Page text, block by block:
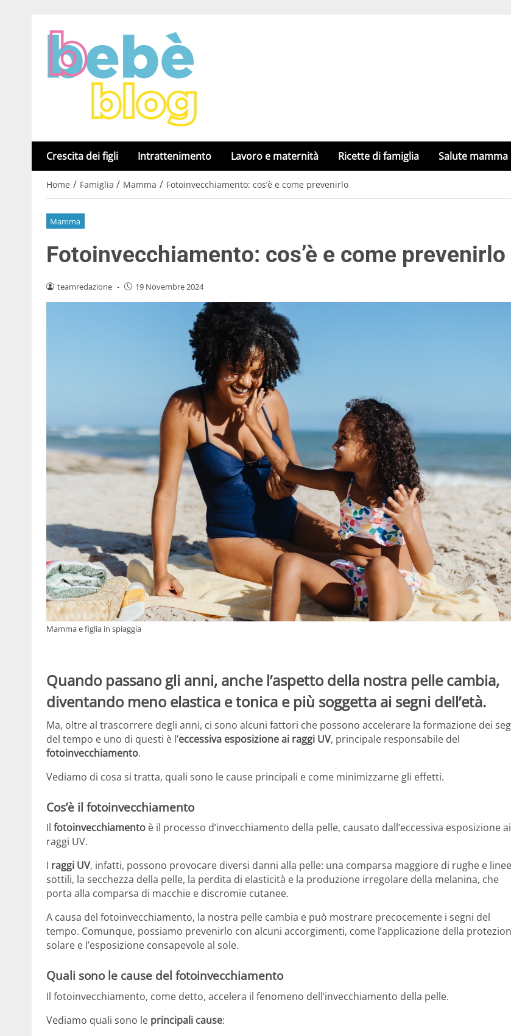
Crescita dei figli Intrattenimento Lavoro e maternità Ricette di famiglia Salute mamma
Home / Famiglia / Mamma / Fotoinvecchiamento: cos’è e come prevenirlo
Mamma
Fotoinvecchiamento: cos’è e come prevenirlo
teamredazione - 19 Novembre 2024
Mamma e figlia in spiaggia
Quando passano gli anni, anche l’aspetto della nostra pelle cambia,
diventando meno elastica e tonica e più soggetta ai segni dell’età.
Ma, oltre al trascorrere degli anni, ci sono alcuni fattori che possono accelerare la formazione dei
del tempo e uno di questi è l’eccessiva esposizione ai raggi UV, principale responsabile del
fotoinvecchiamento.
Vediamo di cosa si tratta, quali sono le cause principali e come minimizzarne gli effetti.
Cos’è il fotoinvecchiamento
Il fotoinvecchiamento è il processo d’invecchiamento della pelle, causato dall’eccessiva esposizione ai
raggi UV.
I raggi UV, infatti, possono provocare diversi danni alla pelle: una comparsa maggiore di rughe e linee
sottili, la secchezza della pelle, la perdita di elasticità e la produzione irregolare della melanina, che
porta alla comparsa di macchie e discromie cutanee.
A causa del fotoinvecchiamento, la nostra pelle cambia e può mostrare precocemente i segni del
tempo. Comunque, possiamo prevenirlo con alcuni accorgimenti, come l’applicazione della
solare e l’esposizione consapevole al sole.
Quali sono le cause del fotoinvecchiamento
Il fotoinvecchiamento, come detto, accelera il fenomeno dell’invecchiamento della pelle.
Vediamo quali sono le principali cause: